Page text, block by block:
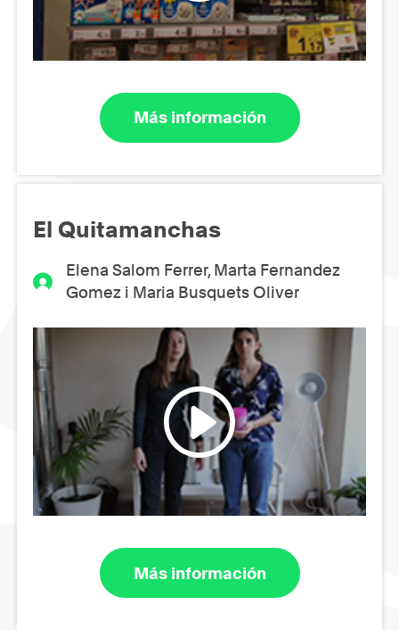
Más información
El Quitamanchas
Elena Salom Ferrer, Marta Fernandez
Gomez i Maria Busquets Oliver
Más información